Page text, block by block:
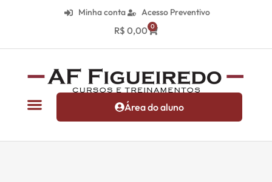
Minha conta Acesso Preventivo
R$ 0,00 0
Área do aluno